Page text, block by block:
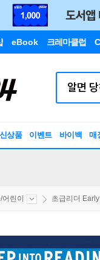
eBook 크레마클럽
신상품 이벤트 바이백 매
어린이 초급리더